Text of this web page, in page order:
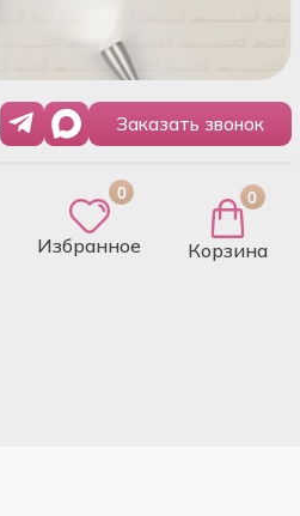
Заказать звонок
0
Избранное
0
Корзина